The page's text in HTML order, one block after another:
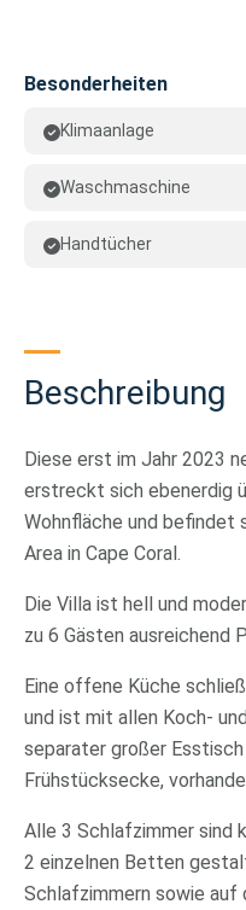
Besonderheiten
Klimaanlage
Waschmaschine
Handtücher
Beschreibung
Diese erst im Jahr 2023
erstreckt sich ebenerdig
Wohnfläche und befindet
Area in Cape Coral.
Die Villa ist hell und
zu 6 Gästen ausreichend
Eine offene Küche
und ist mit allen Koch-
separater großer
Frühstücksecke,
Alle 3 Schlafzimmer sind
2 einzelnen Betten
Schlafzimmern sowie auf